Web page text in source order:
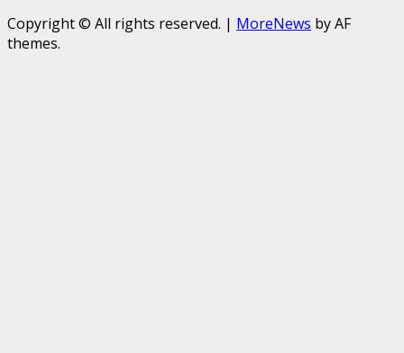
Copyright © All rights reserved. | MoreNews by AF
themes.